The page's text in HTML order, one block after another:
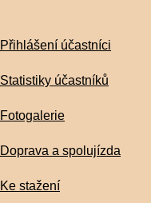
Přihlášení účastníci
Statistiky účastníků
Fotogalerie
Doprava a spolujízda
Ke stažení